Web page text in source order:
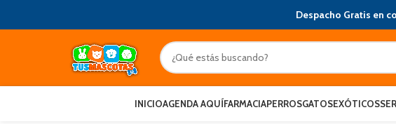
Despacho Gratis en
INICIOAGENDA AQUÍFARMACIAPERROSGATOSEXÓTICOS